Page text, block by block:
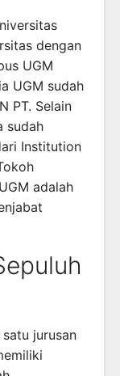
dengan
UGM
UGM sudah
PT. Selain
sudah
Institution
adalah
jurusan